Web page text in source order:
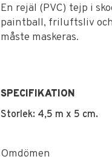
En rejäl (PVC) tejp i
paintball, friluftsliv
måste maskeras.
SPECIFIKATION
Storlek: 4,5 m x 5 cm.
Omdömen